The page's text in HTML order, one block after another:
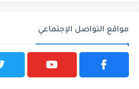
مواقع التواصل الإجتماعي